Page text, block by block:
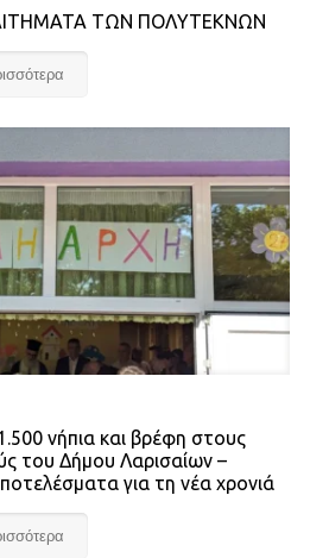
ΤΩΝ ΠΟΛΥΤΕΚΝΩΝ
νήπια και βρέφη στους
του Δήμου Λαρισαίων –
για τη νέα χρονιά